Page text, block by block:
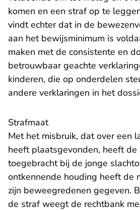
komen en een straf op te
vindt echter dat in de
aan het bewijsminimum is
maken met de consistente en
betrouwbaar geachte
kinderen, die op onderdelen
andere verklaringen in het
Strafmaat
Met het misbruik, dat over een
heeft plaatsgevonden, heeft de
toegebracht bij de jonge
ontkennende houding heeft de
zijn beweegredenen gegeven.
de straf weegt de rechtbank